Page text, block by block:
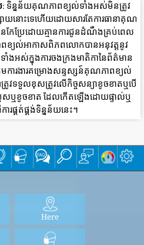
: ទិន្នន័យគុណភាពខ្យល់ទាំងអស់មិនត្រូវ
ាយនោះទេហើយដោយសារតែការធានាគុណ
នកែប្រែដោយគ្មានការជូនដំណឹងគ្រប់ពេល
ខ្យល់អាកាសពិភពលោកបានអនុវត្តនូវ
ងអស់ក្នុងការចងក្រងមាតិកានៃព័ត៌មាន
ារងារគម្រោងសន្ទស្សន៍គុណភាពខ្យល់
រូវទទួលខុសត្រូវលើកិច្ចសន្យាខូចខាតឬបើ
បួសឬខូចខាត ដែលកើតឡើងដោយផ្ទាល់ឬ
ផ្គត់ផ្គង់ទិន្នន័យនេះ។
Here